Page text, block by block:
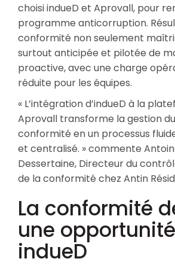
choisi indueD et Aprovall, pour
programme anticorruption.
conformité non seulement
surtout anticipée et pilotée de
proactive, avec une charge
réduite pour les équipes.
« L’intégration d’indueD à la
Aprovall transforme la gestion
conformité en un processus
et centralisé. » commente
Dessertaine, Directeur du
de la conformité chez Antin
La conformité
une
indueD